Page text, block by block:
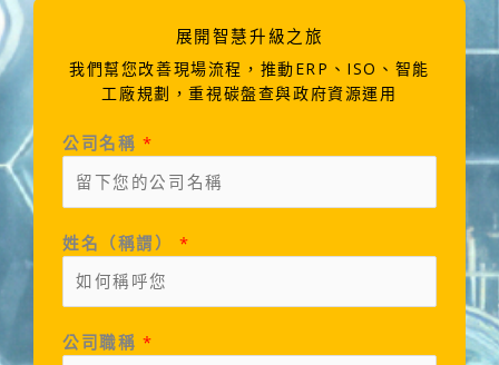
展開智慧升級之旅
我們幫您改善現場流程，推動ERP、ISO、智能
工廠規劃，重視碳盤查與政府資源運用
公司名稱 *
姓名（稱謂）*
公司職稱 *